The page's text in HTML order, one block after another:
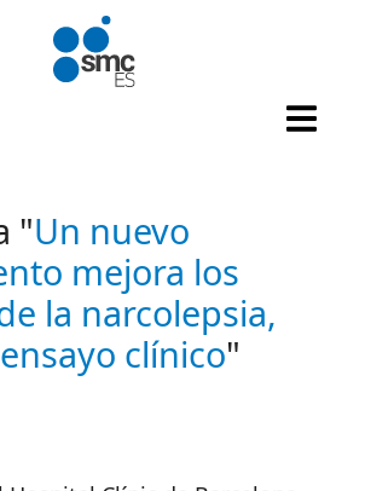
principal
"Un nuevo
mejora los
la narcolepsia,
clínico"